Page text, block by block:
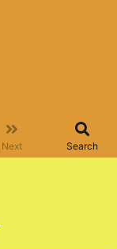
Next Search